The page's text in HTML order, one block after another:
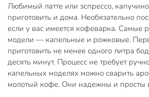
Любимый латте или эспрессо,
приготовить и дома. Необязательно
если у вас имеется кофеварка. Самые
модели — капельные и рожковые.
приготовить не менее одного литра
десять минут. Процесс не требует
капельных моделях можно сварить
молотый кофе. Они надежны и просты